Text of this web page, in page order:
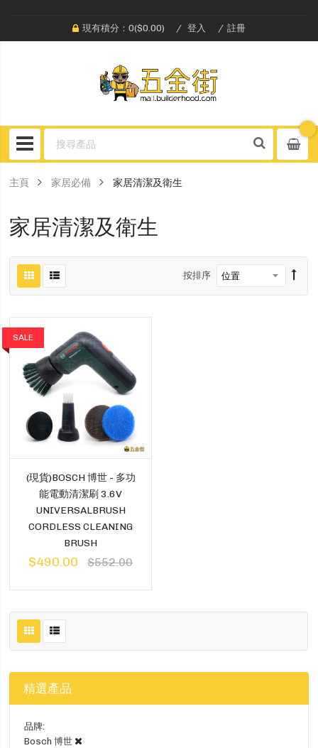
現有積分：0($0.00) 登入 註冊
主頁 家居必備 家居清潔及衛生
家居清潔及衛生
按排序
SALE
(現貨)BOSCH 博世 - 多功
能電動清潔刷 3.6V
UNIVERSALBRUSH
CORDLESS CLEANING
BRUSH
$490.00 $552.00
精選產品
品牌
Bosch 博世